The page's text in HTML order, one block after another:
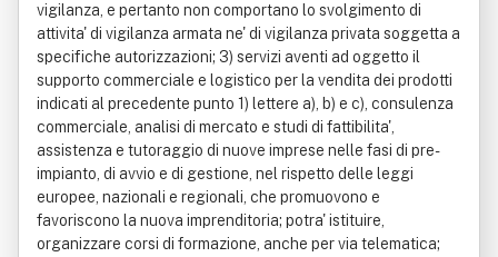
vigilanza, e pertanto non comportano lo svolgimento di
attivita' di vigilanza armata ne' di vigilanza privata soggetta a
specifiche autorizzazioni; 3) servizi aventi ad oggetto il
supporto commerciale e logistico per la vendita dei prodotti
indicati al precedente punto 1) lettere a), b) e c), consulenza
commerciale, analisi di mercato e studi di fattibilita',
assistenza e tutoraggio di nuove imprese nelle fasi di pre-
impianto, di avvio e di gestione, nel rispetto delle leggi
europee, nazionali e regionali, che promuovono e
favoriscono la nuova imprenditoria; potra' istituire,
organizzare corsi di formazione, anche per via telematica;